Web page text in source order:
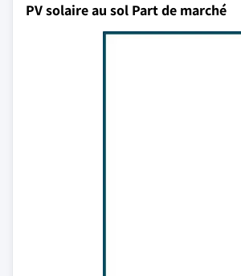
PV solaire au sol Part de marché